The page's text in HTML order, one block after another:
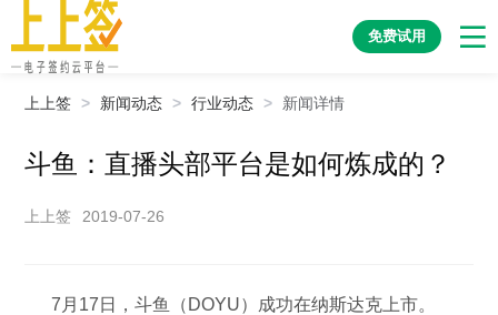
免费试用
上上签 > 新闻动态 > 行业动态 > 新闻详情
斗鱼：直播头部平台是如何炼成的？
上上签 2019-07-26
7月17日，斗鱼（DOYU）成功在纳斯达克上市。